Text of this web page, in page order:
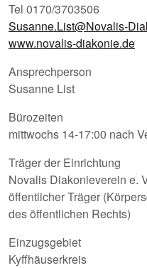
Tel 0170/3703506
Susanne.List@Novalis-
www.novalis-diakonie.de
Ansprechperson
Susanne List
Bürozeiten
mittwochs 14-17:00 nach
Träger der Einrichtung
Novalis Diakonieverein e.
öffentlicher Träger
des öffentlichen Rechts)
Einzugsgebiet
Kyffhäuserkreis